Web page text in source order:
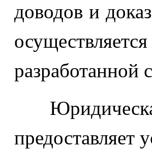
доводов и
разработанной
предоставляет